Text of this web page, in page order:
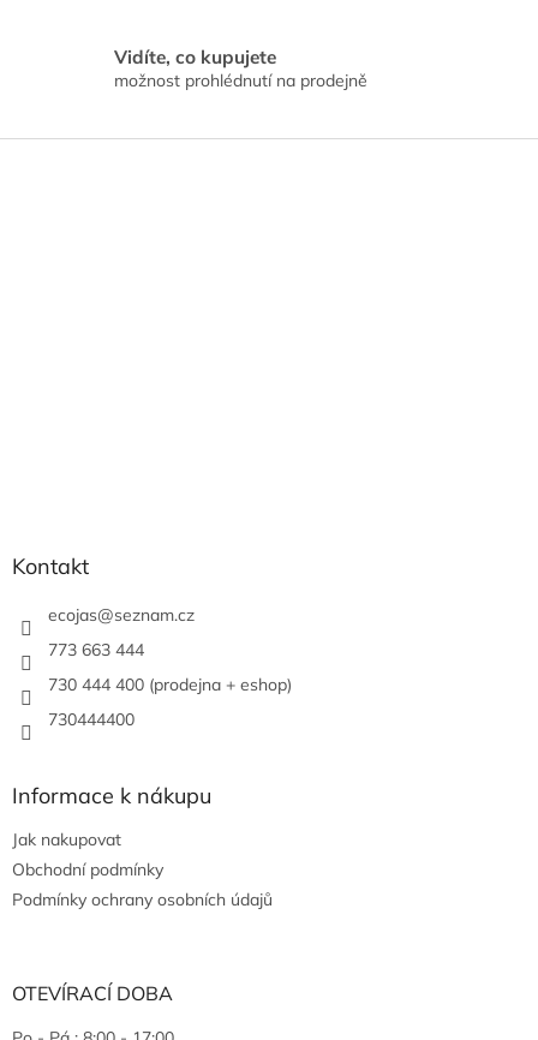
Vidíte, co kupujete
možnost prohlédnutí na prodejně
Z
Kontakt
ecojas@seznam.cz
773 663 444
730 444 400 (prodejna + eshop)
730444400
Informace k nákupu
Jak nakupovat
Obchodní podmínky
Podmínky ochrany osobních údajů
OTEVÍRACÍ DOBA